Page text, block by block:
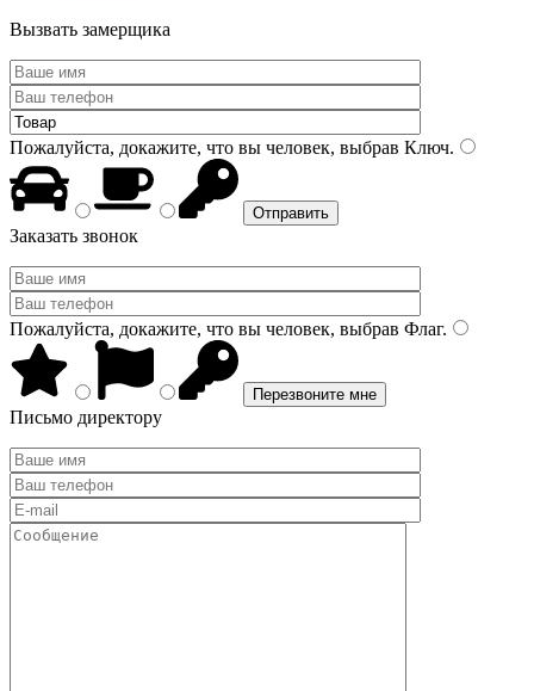
Вызвать замерщика
Пожалуйста, докажите, что вы человек, выбрав Ключ.
Заказать звонок
Пожалуйста, докажите, что вы человек, выбрав Флаг.
Письмо директору